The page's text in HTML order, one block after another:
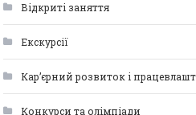
Відкриті заняття
Екскурсії
Кар’єрний розвиток і
Конкурси та олімпіади